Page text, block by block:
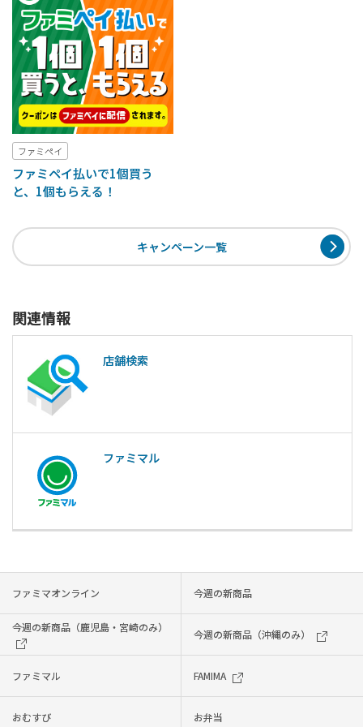
ファミペイ
ファミペイ払いで1個買う
と、1個もらえる！
キャンペーン一覧
関連情報
店舗検索
ファミマル
ファミマオンライン 今週の新商品
今週の新商品（鹿児島・宮崎のみ）
今週の新商品（沖縄のみ）
ファミマル FAMIMA
おむすび お弁当